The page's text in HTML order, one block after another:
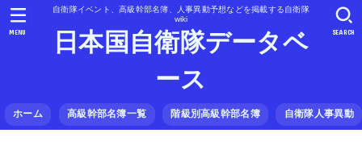
自衛隊イベント、高級幹部名簿、人事異動予想などを掲載する自衛隊
wiki
日本国自衛隊データベ
ース
ホーム 高級幹部名簿一覧 階級別高級幹部名簿 自衛隊人事異動
SEARCH
MENU